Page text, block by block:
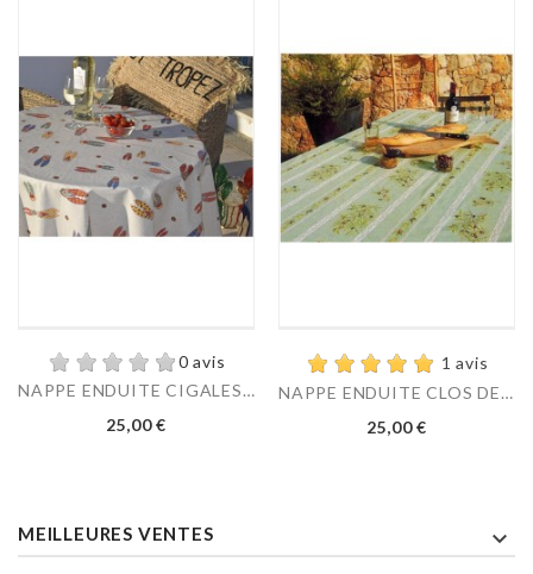
0 avis
NAPPE ENDUITE CIGALES LIN
Prix
25,00 €
1 avis
NAPPE ENDUITE CLOS DES...
Prix
25,00 €
MEILLEURES VENTES 